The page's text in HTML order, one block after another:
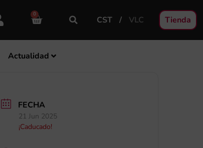
0
CST VLC Tienda
Actualidad
FECHA
21 Jun 2025
¡Caducado!